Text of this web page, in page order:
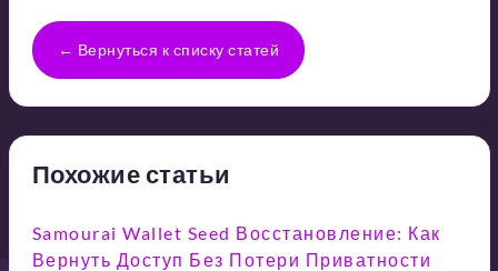
← Вернуться к списку статей
Похожие статьи
Samourai Wallet Seed Восстановление: Как
Вернуть Доступ Без Потери Приватности